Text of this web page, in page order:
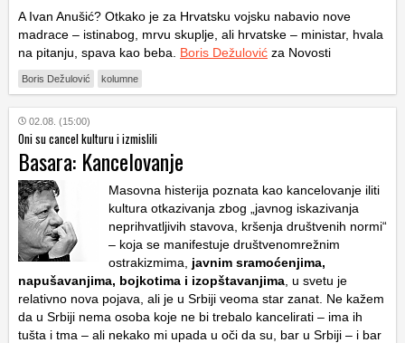
A Ivan Anušić? Otkako je za Hrvatsku vojsku nabavio nove
madrace – istinabog, mrvu skuplje, ali hrvatske – ministar, hvala
na pitanju, spava kao beba. Boris Dežulović za Novosti
Boris Dežulović kolumne
02.08. (15:00)
Oni su cancel kulturu i izmislili
Basara: Kancelovanje
Masovna histerija poznata kao kancelovanje iliti
kultura otkazivanja zbog „javnog iskazivanja
neprihvatljivih stavova, kršenja društvenih normi“
– koja se manifestuje društvenomrežnim
ostrakizmima, javnim sramoćenjima,
napušavanjima, bojkotima i izopštavanjima , u svetu je
relativno nova pojava, ali je u Srbiji veoma star zanat. Ne kažem
da u Srbiji nema osoba koje ne bi trebalo kancelirati – ima ih
tušta i tma – ali nekako mi upada u oči da su, bar u Srbiji – i bar